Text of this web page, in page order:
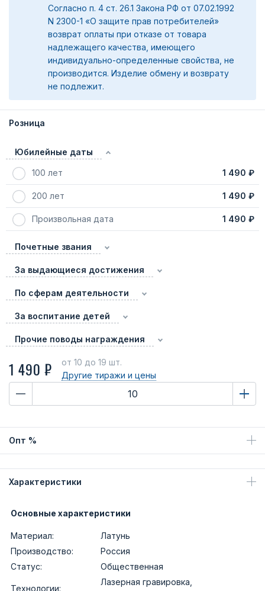
Согласно п. 4 ст. 26.1 Закона РФ от 07.02.1992
N 2300-1 «О защите прав потребителей»
возврат оплаты при отказе от товара
надлежащего качества, имеющего
индивидуально-определенные свойства, не
производится. Изделие обмену и возврату
не подлежит.
Розница
Юбилейные даты
100 лет 1 490 ₽
200 лет 1 490 ₽
Произвольная дата 1 490 ₽
Почетные звания
За выдающиеся достижения
По сферам деятельности
За воспитание детей
Прочие поводы награждения
1 490 ₽ от 10до 19 шт.
Другие тиражии цены
Опт %
Характеристики
Основные характеристики
Материал:
Латунь
Производство:
Россия
Статус:
Общественная
Технологии:
Лазерная гравировка,